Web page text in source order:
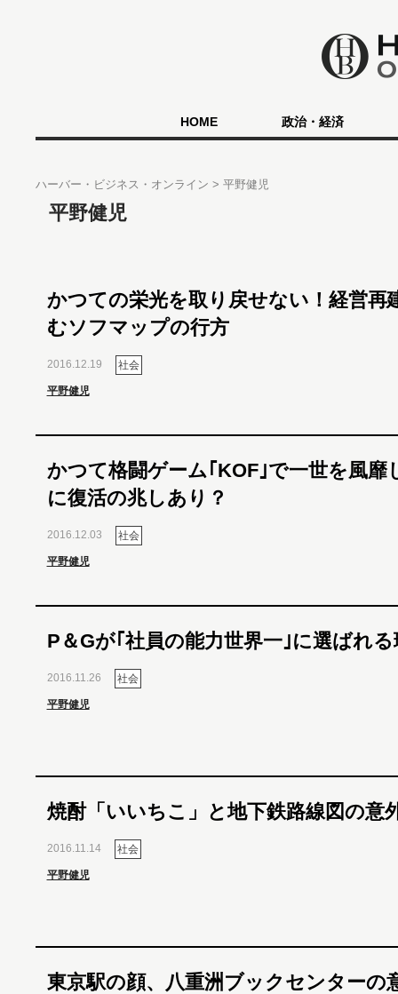
HOME 政治・経済
ハーバー・ビジネス・オンライン 平野健児
平野健児
かつての栄光を取り戻せない！経営再
むソフマップの行方
2016.12.19 社会
平野健児
かつて格闘ゲーム｢KOF｣で一世を風靡
に復活の兆しあり？
2016.12.03 社会
平野健児
P＆Gが｢社員の能力世界一｣に選ばれる
2016.11.26 社会
平野健児
焼酎「いいちこ」と地下鉄路線図の意
2016.11.14 社会
平野健児
東京駅の顔、八重洲ブックセンターの